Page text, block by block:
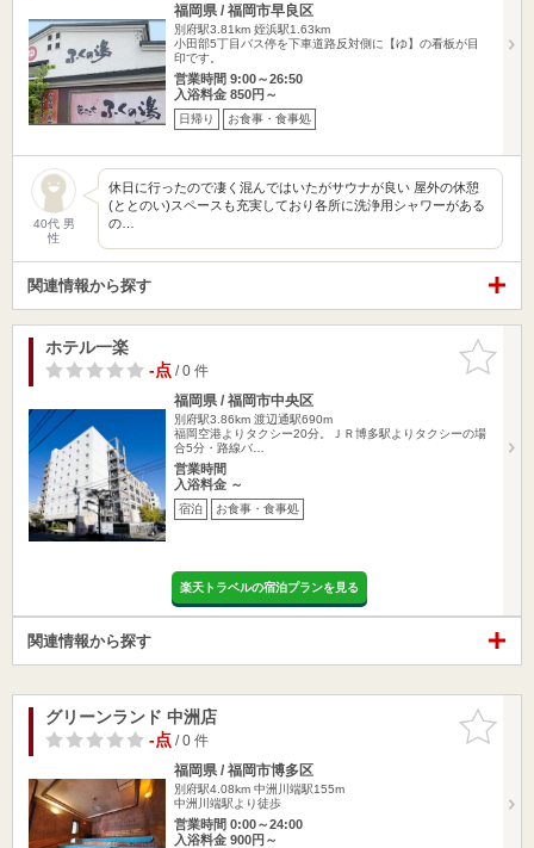
福岡県 / 福岡市早良区
別府駅3.81km 姪浜駅1.63km
小田部5丁目バス停を下車道路反対側に【ゆ】の看板が目
印です。
営業時間 9:00～26:50
入浴料金 850円～
日帰り お食事・食事処
40代 男
性
休日に行ったので凄く混んではいたがサウナが良い 屋外の休憩
(ととのい)スペースも充実しており各所に洗浄用シャワーがある
の…
関連情報から探す
お気に入
りに追加
ホテル一楽
-点/ 0 件
福岡県 / 福岡市中央区
別府駅3.86km 渡辺通駅690m
福岡空港よりタクシー20分。ＪＲ博多駅よりタクシーの場
合5分・路線バ…
営業時間
入浴料金 ～
宿泊 お食事・食事処
楽天トラベルの宿泊プランを見る
関連情報から探す
お気に入
りに追加
グリーンランド 中洲店
-点/ 0 件
福岡県 / 福岡市博多区
別府駅4.08km 中洲川端駅155m
中洲川端駅より徒歩
営業時間 0:00～24:00
入浴料金 900円～